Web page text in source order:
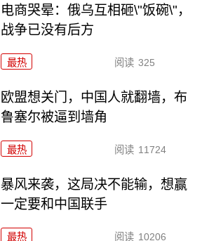
电商哭晕：俄乌互相砸\"饭碗\"，
战争已没有后方
最热 阅读 325
欧盟想关门，中国人就翻墙，布
鲁塞尔被逼到墙角
最热 阅读 11724
暴风来袭，这局决不能输，想赢
一定要和中国联手
最热 阅读 10206